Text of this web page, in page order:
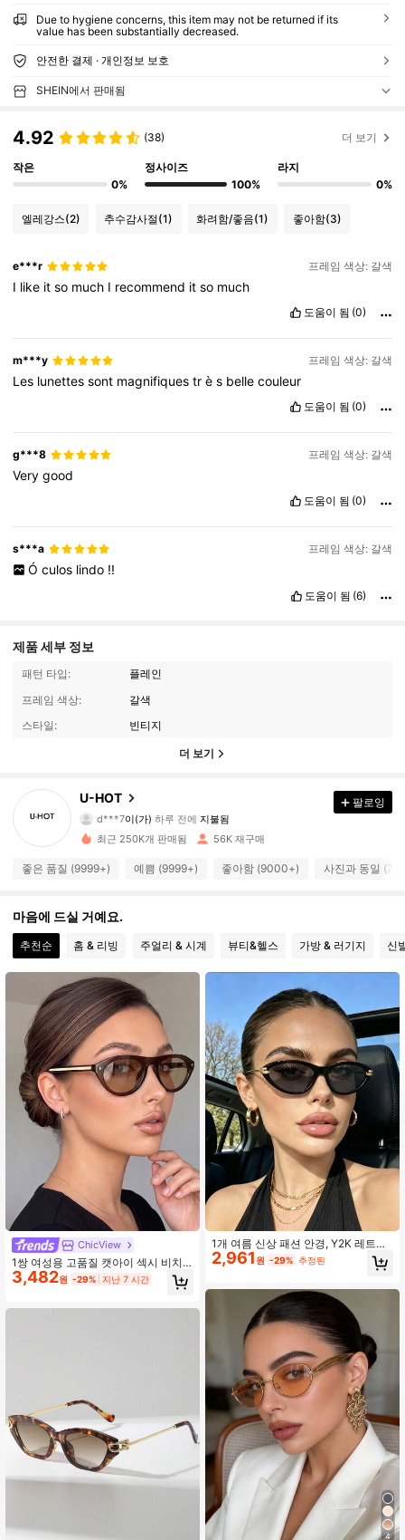
Due to hygiene concerns, this item may not be returned if its
value has been substantially decreased.
안전한 결제 · 개인정보 보호
SHEIN에서 판매됨
4.92 (38) 더 보기
작은
0%
정사이즈
100%
라지
0%
엘레강스(2) 추수감사절(1) 화려함/좋음(1) 좋아함(3)
e***r 프레임 색상: 갈색
I like itso much I recommend itso much
도움이 됨 (0)
m***y 프레임 색상: 갈색
Les lunettessont magnifiquestrès bellecouleur
도움이 됨 (0)
g***8 프레임 색상: 갈색
Verygood
도움이 됨 (0)
s***a 프레임 색상: 갈색
Ó culos lindo !!
도움이 됨 (6)
제품 세부 정보
패턴 타입:
플레인
프레임 색상:
갈색
스타일:
빈티지
더 보기
U-HOT
4.90
10K 팔로워
d***7이(가)하루 전에 지불됨
4.90
4.90 10K 팔로워
4.90 10K 팔로워
4.90 10K 팔로워
4.90 10K 팔로워
10K 팔로워
10K 팔로워
4.90 10K 팔로워
팔로잉
최근 250K개 판매됨 56K 재구매
좋은 품질 (9999+) 예쁨 (9999+) 좋아함 (9000+) 사진과 동일
마음에 드실 거예요.
추천순 홈 & 리빙 주얼리 & 시계 뷰티&헬스 가방 & 러기지 신
ChicView
1쌍 여성용 고품질 캣아이 섹시 비치
휴가 의상 장식 패션 안경
3,482원 -29% 지난 7 시간
1개 여름 신상 패션 안경, Y2K 레트로
보헤미안 메탈 삼각형 유니섹스 안경,
고급 스트리트 스타일 장식 안경, 일
2,961 원 -29% 추정된
4